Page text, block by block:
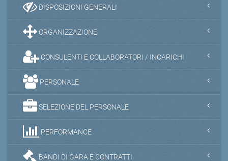
DISPOSIZIONI GENERALI
ORGANIZZAZIONE
CONSULENTI E COLLABORATORI / INCARICHI
PERSONALE
SELEZIONE DEL PERSONALE
PERFORMANCE
BANDI DI GARA E CONTRATTI